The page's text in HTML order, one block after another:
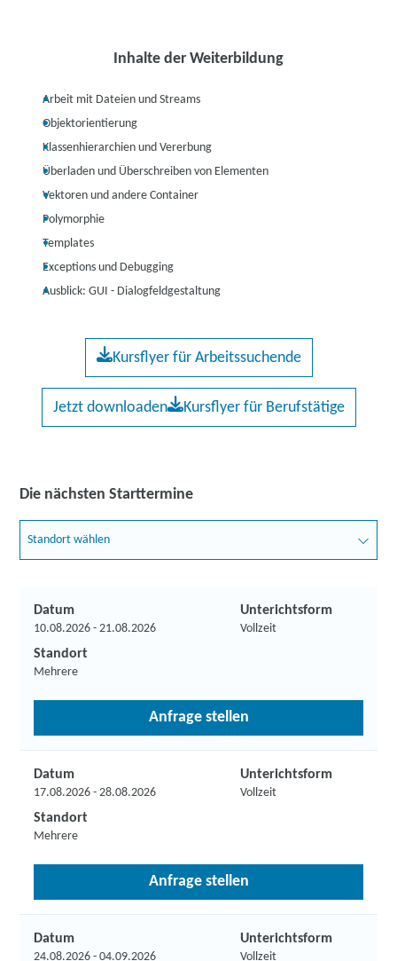
Inhalte der Weiterbildung
Arbeit mit Dateien und Streams
Objektorientierung
Klassenhierarchien und Vererbung
Überladen und Überschreiben von Elementen
Vektoren und andere Container
Polymorphie
Templates
Exceptions und Debugging
Ausblick: GUI - Dialogfeldgestaltung
Kursflyer für Arbeitssuchende
Jetzt downloaden Kursflyer für Berufstätige
Die nächsten Starttermine
Standort wählen
Datum
10.08.2026 - 21.08.2026
Unterichtsform
Vollzeit
Standort
Mehrere
Anfrage stellen
Datum
17.08.2026 - 28.08.2026
Unterichtsform
Vollzeit
Standort
Mehrere
Anfrage stellen
Datum
24.08.2026 - 04.09.2026
Unterichtsform
Vollzeit